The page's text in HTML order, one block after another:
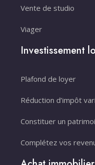
Vente de studio
Viager
Investissement
Plafond de loyer
Réduction d’impôt
Constituer un
Complétez vos